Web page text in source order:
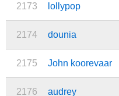
2173 lollypop
2174 dounia
2175 John koorevaar
2176 audrey